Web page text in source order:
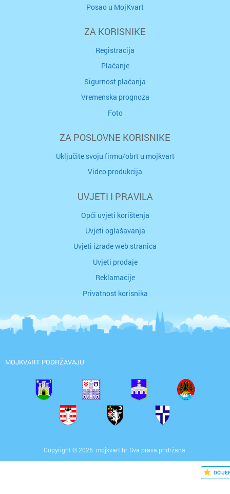
Posao u MojKvart
ZA KORISNIKE
Registracija
Plaćanje
Sigurnost plaćanja
Vremenska prognoza
Foto
ZA POSLOVNE KORISNIKE
Uključite svoju firmu/obrt u mojkvart
Video produkcija
UVJETI I PRAVILA
Opći uvjeti korištenja
Uvjeti oglašavanja
Uvjeti izrade web stranica
Uvjeti prodaje
Reklamacije
Privatnost korisnika
MOJKVART PODRŽAVAJU
Copyright © 2026. mojkvart.hr. Sva prava pridržana.